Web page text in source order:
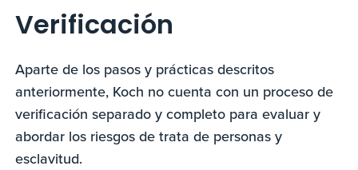
Verificación
Aparte de los pasos y prácticas descritos
anteriormente, Koch no cuenta con un proceso de
verificación separado y completo para evaluar y
abordar los riesgos de trata de personas y
esclavitud.